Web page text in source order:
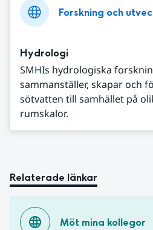
Forskning och
Hydrologi
SMHIs hydrologiska
sammanställer, skapar och
sötvatten till samhället på
rumskalor.
Relaterade länkar
Möt mina kollegor